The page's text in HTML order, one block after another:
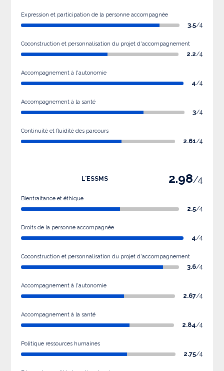
Expression et participation de la personne accompagnée
3.5/4
Coconstruction et personnalisation du projet d'accompagnement
2.2/4
Accompagnement à l'autonomie
4/4
Accompagnement à la santé
3/4
Continuité et fluidité des parcours
2.61/4
L'ESSMS 2.98/4
Bientraitance et éthique
2.5/4
Droits de la personne accompagnée
4/4
Coconstruction et personnalisation du projet d'accompagnement
3.6/4
Accompagnement à l'autonomie
2.67/4
Accompagnement à la santé
2.84/4
Politique ressources humaines
2.75/4